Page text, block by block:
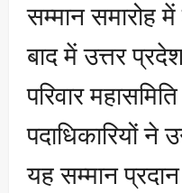
सम्मान समारोह
बाद में उत्तर
परिवार
पदाधिकारियों ने
यह सम्मान